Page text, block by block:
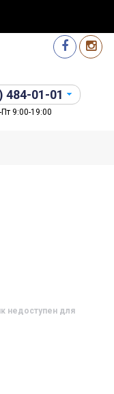
484-01-01
Пт 9:00-19:00
недоступен для